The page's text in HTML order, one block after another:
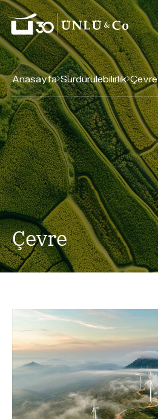
Anasayfa Sürdürülebilirlik Çevre
Çevre